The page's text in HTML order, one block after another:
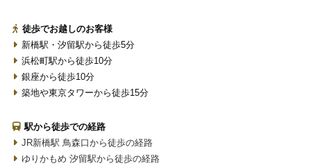
徒歩でお越しのお客様
新橋駅・汐留駅から徒歩5分
浜松町駅から徒歩10分
銀座から徒歩10分
築地や東京タワーから徒歩15分
駅から徒歩での経路
JR新橋駅 鳥森口から徒歩の経路
ゆりかもめ 汐留駅から徒歩の経路